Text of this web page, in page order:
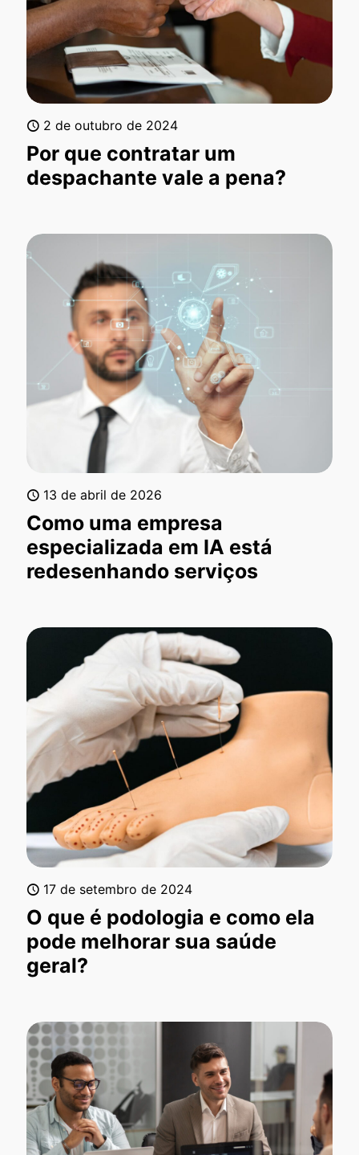
2 de outubro de 2024
Por que contratar um
despachante vale a pena?
13 de abril de 2026
Como uma empresa
especializada em IA está
redesenhando serviços
17 de setembro de 2024
O que é podologia e como ela
pode melhorar sua saúde
geral?